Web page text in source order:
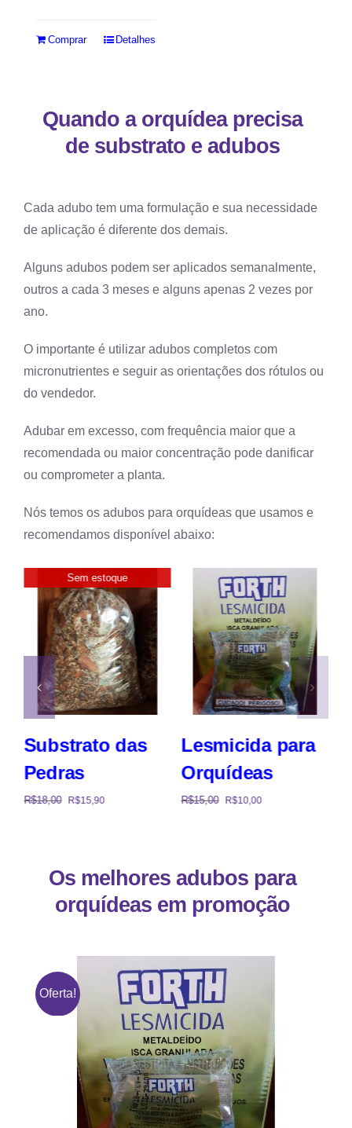
Comprar Detalhes
Quando a orquídea precisa
de substrato e adubos
Cada adubo tem uma formulação e sua necessidade
de aplicação é diferente dos demais.
Alguns adubos podem ser aplicados semanalmente,
outros a cada 3 meses e alguns apenas 2 vezes por
ano.
O importante é utilizar adubos completos com
micronutrientes e seguir as orientações dos rótulos ou
do vendedor.
Adubar em excesso, com frequência maior que a
recomendada ou maior concentração pode danificar
ou comprometer a planta.
Nós temos os adubos para orquídeas que usamos e
recomendamos disponível abaixo:
Sem estoque
Detalhes
Substrato das
Pedras
R$18,00 R$15,90
Comprar
Detalhes
Lesmicida para
Orquídeas
R$15,00 R$10,00
Os melhores adubos para
orquídeas em promoção
Oferta!